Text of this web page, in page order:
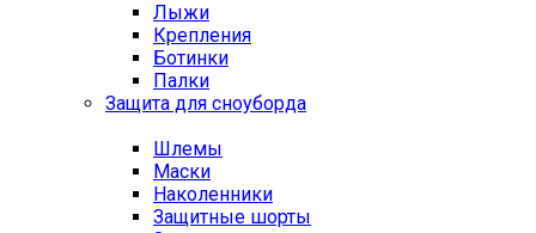
Лыжи
Крепления
Ботинки
Палки
Защита для сноуборда
Шлемы
Маски
Наколенники
Защитные шорты